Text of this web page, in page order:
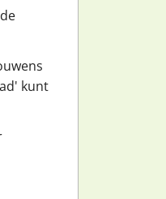
kunt